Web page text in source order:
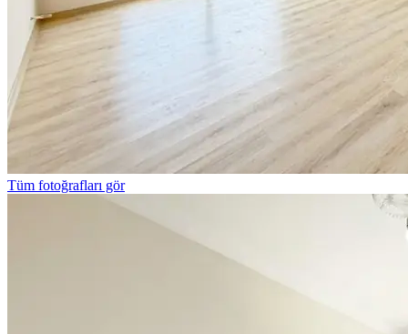
Tüm fotoğrafları gör